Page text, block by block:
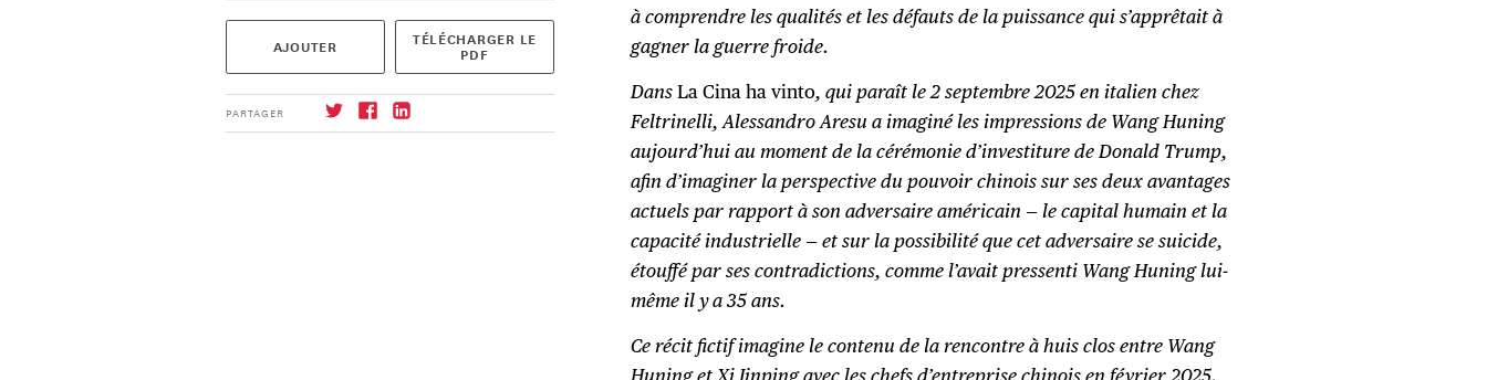
AJOUTER TÉLÉCHARGER LE
PDF
PARTAGER
à comprendre les qualités et les défauts de la puissance qui s’apprêtait à
gagner la guerre froide.
DansLa Cina ha vinto, qui paraît le 2 septembre 2025 en italien chez
Feltrinelli, Alessandro Aresu a imaginé les impressions de Wang Huning
aujourd’hui au moment de la cérémonie d’investiture de Donald Trump,
afin d’imaginer la perspective du pouvoir chinois sur ses deux avantages
actuels par rapport à son adversaire américain — le capital humain et la
capacité industrielle — et sur la possibilité que cet adversaire se suicide,
étouffé par ses contradictions, comme l’avait pressenti Wang Huning lui-
même il y a 35 ans.
Ce récit fictif imagine le contenu de la rencontre à huis clos entre Wang
Huning et Xi Jinping avec les chefs d’entreprise chinois en février 2025.